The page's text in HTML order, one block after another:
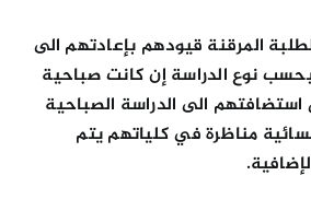
المرقنة قيودهم بإعادتهم الى
نوع الدراسة إن كانت صباحية
الى الدراسة الصباحية
مناظرة في كلياتهم يتم